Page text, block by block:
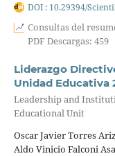
DOI : 10.29394/
Consultas del
PDF Descargas: 459
Liderazgo
Unidad Educativa
Leadership and
Educational Unit
Oscar Javier Torres
Aldo Vinicio Falconi